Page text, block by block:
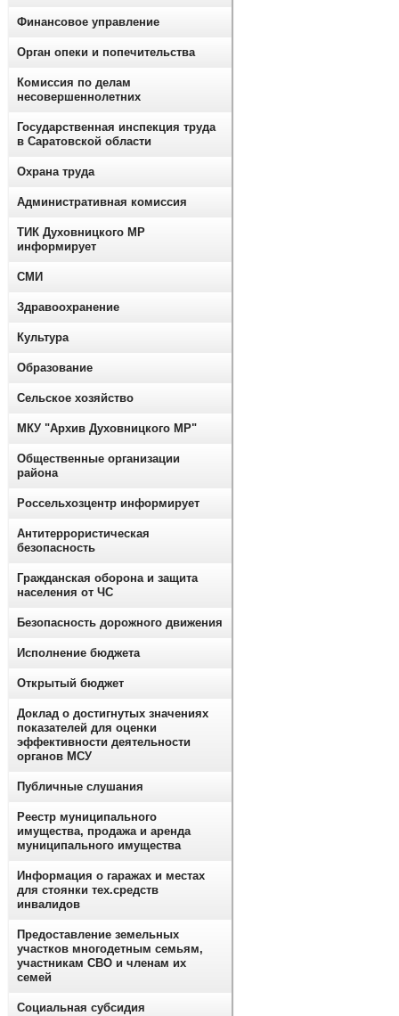
Финансовое управление
Орган опеки и попечительства
Комиссия по делам
несовершеннолетних
Государственная инспекция труда
в Саратовской области
Охрана труда
Административная комиссия
ТИК Духовницкого МР
информирует
СМИ
Здравоохранение
Культура
Образование
Сельское хозяйство
МКУ "Архив Духовницкого МР"
Общественные организации
района
Россельхозцентр информирует
Антитеррористическая
безопасность
Гражданская оборона и защита
населения от ЧС
Безопасность дорожного движения
Исполнение бюджета
Открытый бюджет
Доклад о достигнутых значениях
показателей для оценки
эффективности деятельности
органов МСУ
Публичные слушания
Реестр муниципального
имущества, продажа и аренда
муниципального имущества
Информация о гаражах и местах
для стоянки тех.средств
инвалидов
Предоставление земельных
участков многодетным семьям,
участникам СВО и членам их
семей
Социальная субсидия